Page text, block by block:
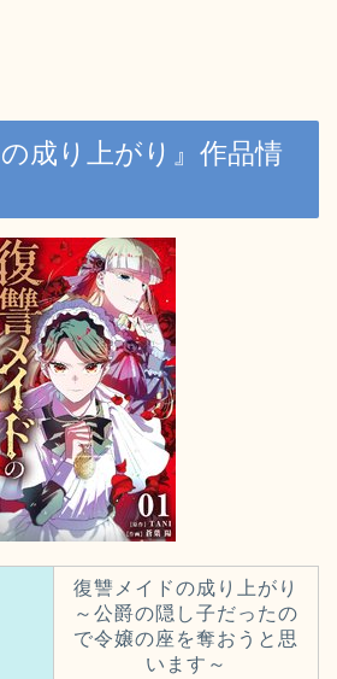
の成り上がり』作品情
復讐メイドの成り上がり
～公爵の隠し子だったの
で令嬢の座を奪おうと思
います～